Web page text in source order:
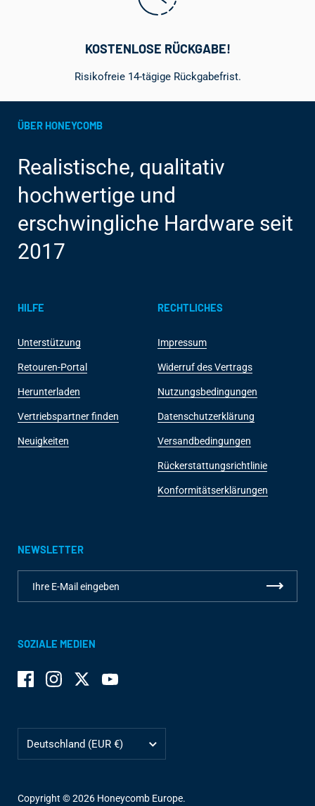
KOSTENLOSE RÜCKGABE!
Risikofreie 14-tägige Rückgabefrist.
ÜBER HONEYCOMB
Realistische, qualitativ
hochwertige und
erschwingliche Hardware seit
2017
HILFE
Unterstützung
Retouren-Portal
Herunterladen
Vertriebspartner finden
Neuigkeiten
RECHTLICHES
Impressum
Widerruf des Vertrags
Nutzungsbedingungen
Datenschutzerklärung
Versandbedingungen
Rückerstattungsrichtlinie
Konformitätserklärungen
NEWSLETTER
SOZIALE MEDIEN
FacebookInstagramTwitterYouTube
Deutschland (EUR €)
Copyright © 2026 Honeycomb Europe.